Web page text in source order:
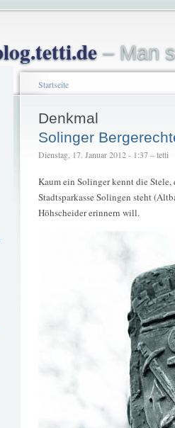
– Man
Startseite
Denkmal
Solinger
Dienstag, 17. Januar 2012 - 1:37 – tetti
Kaum ein Solinger kennt die
Stadtsparkasse Solingen steht
Höhscheider erinnern will.